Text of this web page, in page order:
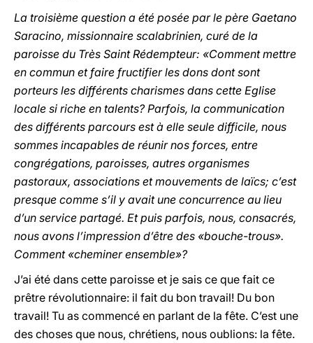
La troisième question a été posée par le père Gaetano
Saracino, missionnaire scalabrinien, curé de la
paroisse du Très Saint Rédempteur: «Comment mettre
en commun et faire fructifier les dons dont sont
porteurs les différents charismes dans cette Eglise
locale si riche en talents? Parfois, la communication
des différents parcours est à elle seule difficile, nous
sommes incapables de réunir nos forces, entre
congrégations, paroisses, autres organismes
pastoraux, associations et mouvements de laïcs; c’est
presque comme s’il y avait une concurrence au lieu
d’un service partagé. Et puis parfois, nous, consacrés,
nous avons l’impression d’être des «bouche-trous».
Comment «cheminer ensemble»?
J’ai été dans cette paroisse et je sais ce que fait ce
prêtre révolutionnaire: il fait du bon travail! Du bon
travail! Tu as commencé en parlant de la fête. C’est une
des choses que nous, chrétiens, nous oublions: la fête.